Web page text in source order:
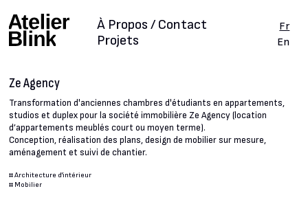
Projets
À Propos / Contact
Fr
En
Ze Agency
Transformation d'anciennes chambres d'étudiants en appartements,
studios et duplex pour la société immobilière Ze Agency (location
d’appartements meublés court ou moyen terme).
Conception, réalisation des plans, design de mobilier sur mesure,
aménagement et suivi de chantier.
#Architecture d'intérieur
# Mobilier